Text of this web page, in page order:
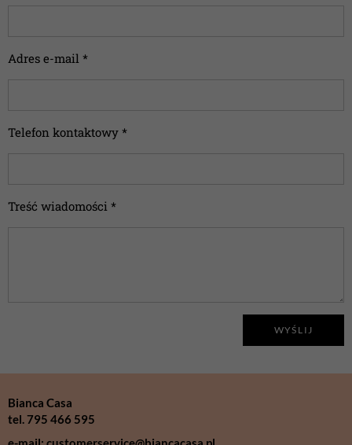
Adres e-mail *
Telefon kontaktowy *
Treść wiadomości *
WYŚLIJ
Bianca Casa
tel. 795 466 595